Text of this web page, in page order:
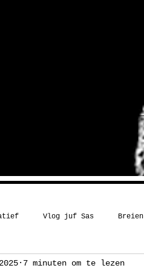
Vlog juf Sas Breien
Kerst Boekentip Recept
7 minuten om te lezen